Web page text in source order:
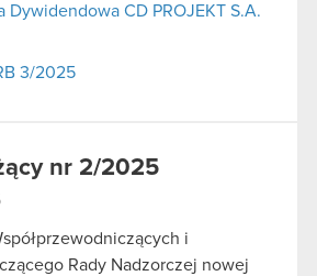
Dywidendowa CD PROJEKT S.A.
3/2025
nr 2/2025
i
Rady Nadzorczej nowej